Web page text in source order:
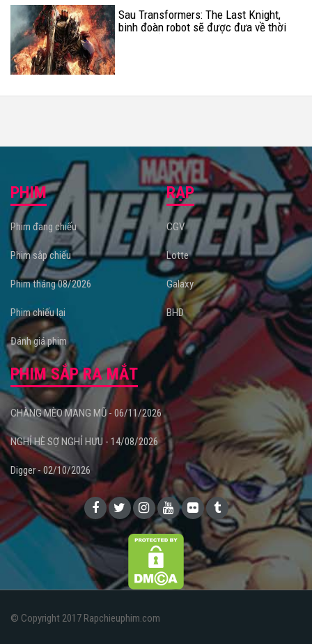
Sau Transformers: The Last Knight,
binh đoàn robot sẽ được đưa về thời
PHIM
Phim đang chiếu
Phim sắp chiếu
Phim tháng 08/2026
Phim chiếu lại
Đánh giá phim
RẠP
CGV
Lotte
Galaxy
BHD
PHIM SẮP RA MẮT
CHÀNG MÈO MANG MŨ - 06/11/2026
NGHỈ HÈ SỢ NGHỈ HƯU - 14/08/2026
Digger - 02/10/2026
© Copyright 2017 Rapchieuphim.com